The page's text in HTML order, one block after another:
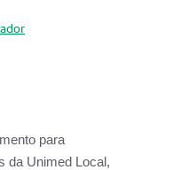
para
da Unimed Local,